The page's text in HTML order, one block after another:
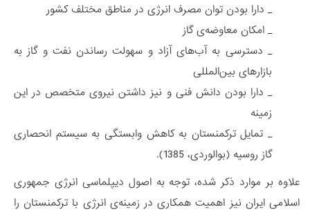
_ دارا بودن توان مصرف انرژی در مناطق مختلف کشور
_ امکان معاوضه‌ی گاز
_ دسترسی به آب‌های آزاد و سهولت رساندن نفت و گاز به
بازارهای بین‌المللی
_ دارا بودن دانش فنی و نیز داشتن نیروی متخصص در این
زمینه
_ تمایل ترکمنستان به کاهش وابستگی به سیستم انحصاری
گاز روسیه (بوالوردی، 1385).
علاوه بر موارد ذکر شده، توجه به اصول دیپلماسی انرژی جمهوری
اسلامی ایران نیز اهمیت همکاری در زمینه‌ی انرژی با ترکمنستان را